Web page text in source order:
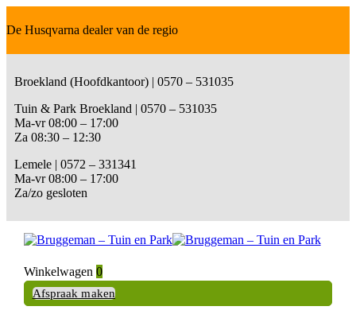
De Husqvarna dealer van de regio
Broekland (Hoofdkantoor) | 0570 – 531035
Tuin & Park Broekland | 0570 – 531035
Ma-vr 08:00 – 17:00
Za 08:30 – 12:30
Lemele | 0572 – 331341
Ma-vr 08:00 – 17:00
Za/zo gesloten
Winkelwagen 0
Afspraak maken